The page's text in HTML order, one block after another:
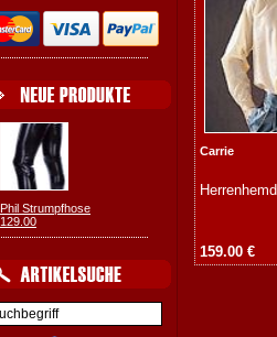
Phil Strumpfhose
129.00
Carrie
Herrenhemd
159.00 €